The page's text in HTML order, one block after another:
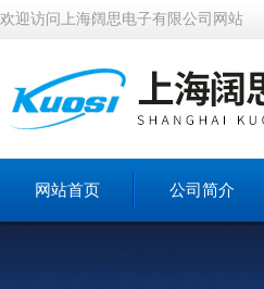
欢迎访问上海阔思电子有限公司网站
网站首页 公司简介